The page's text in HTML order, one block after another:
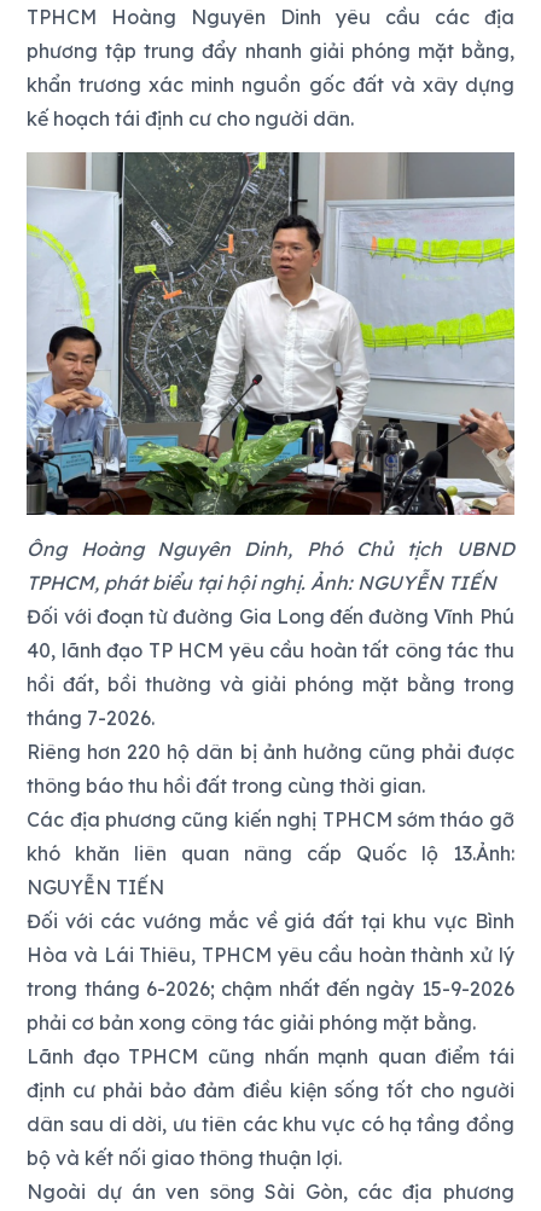
TPHCM Hoàng Nguyên Dinh yêu cầu các địa
phương tập trung đẩy nhanh giải phóng mặt bằng,
khẩn trương xác minh nguồn gốc đất và xây dựng
kế hoạch tái định cư cho người dân.
Ông Hoàng Nguyên Dinh, Phó Chủ tịch UBND
TPHCM, phát biểu tại hội nghị. Ảnh: NGUYỄN TIẾN
Đối với đoạn từ đường Gia Long đến đường Vĩnh Phú
40, lãnh đạo TP HCM yêu cầu hoàn tất công tác thu
hồi đất, bồi thường và giải phóng mặt bằng trong
tháng 7-2026.
Riêng hơn 220 hộ dân bị ảnh hưởng cũng phải được
thông báo thu hồi đất trong cùng thời gian.
Các địa phương cũng kiến nghị TPHCM sớm tháo gỡ
khó khăn liên quan nâng cấp Quốc lộ 13.Ảnh:
NGUYỄN TIẾN
Đối với các vướng mắc về giá đất tại khu vực Bình
Hòa và Lái Thiêu, TPHCM yêu cầu hoàn thành xử lý
trong tháng 6-2026; chậm nhất đến ngày 15-9-2026
phải cơ bản xong công tác giải phóng mặt bằng.
Lãnh đạo TPHCM cũng nhấn mạnh quan điểm tái
định cư phải bảo đảm điều kiện sống tốt cho người
dân sau di dời, ưu tiên các khu vực có hạ tầng đồng
bộ và kết nối giao thông thuận lợi.
Ngoài dự án ven sông Sài Gòn, các địa phương